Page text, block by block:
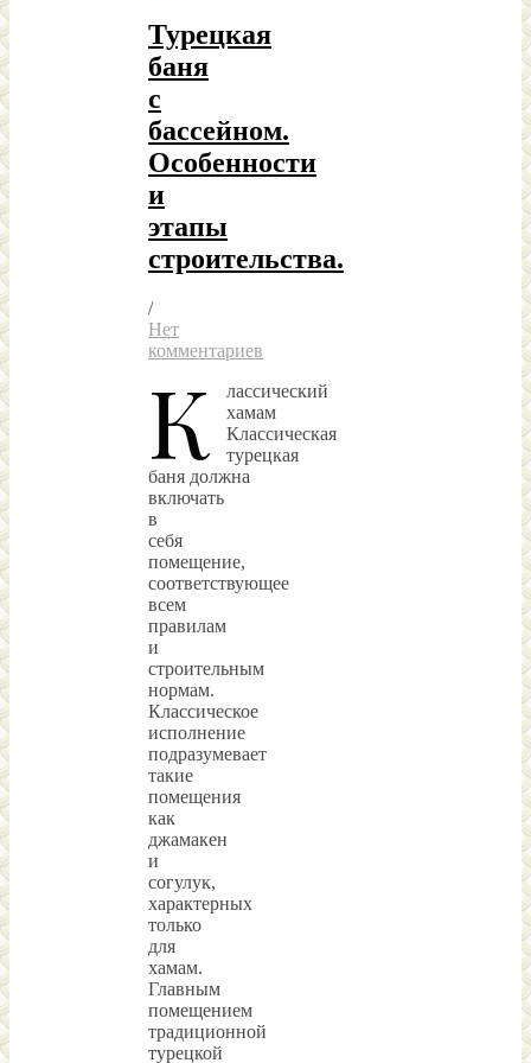
Турецкая
баня
с
бассейном.
Особенности
и
этапы
строительства.
/
Нет
комментариев
К
лассический
хамам
Классическая
турецкая
баня должна
включать
в
себя
помещение,
соответствующее
всем
правилам
и
строительным
нормам.
Классическое
исполнение
подразумевает
такие
помещения
как
джамакен
и
согулук,
характерных
только
для
хамам.
Главным
помещением
традиционной
турецкой